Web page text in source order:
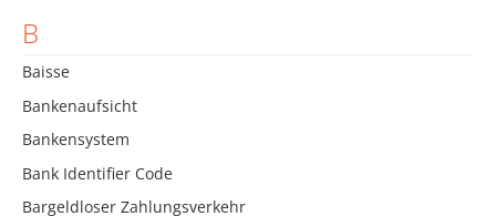
B
Baisse
Bankenaufsicht
Bankensystem
Bank Identifier Code
Bargeldloser Zahlungsverkehr